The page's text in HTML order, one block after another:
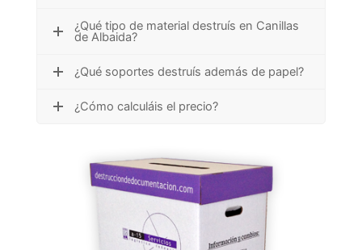
¿Qué tipo de material destruís en Canillas
de Albaida?
¿Qué soportes destruís además de papel?
¿Cómo calculáis el precio?